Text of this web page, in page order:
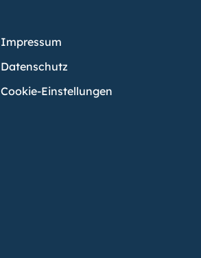
Impressum
Datenschutz
Cookie-Einstellungen